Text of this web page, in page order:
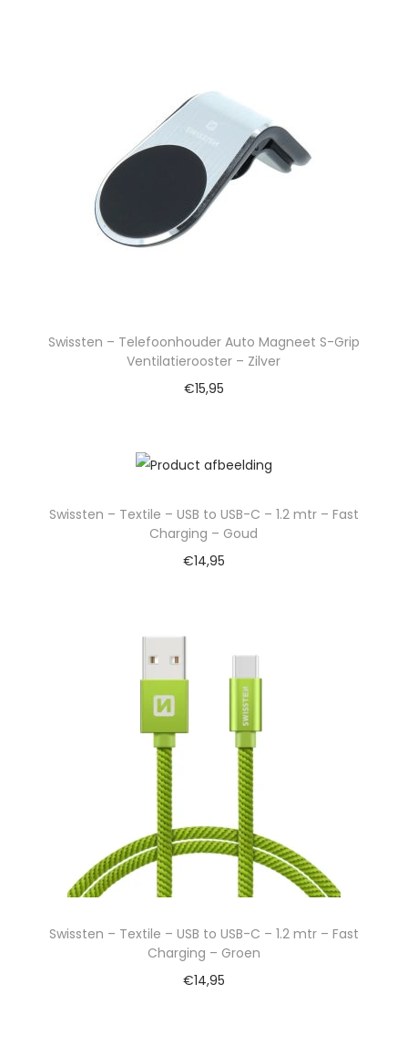
Swissten – Telefoonhouder Auto Magneet S-Grip
Ventilatierooster – Zilver
€15,95
Swissten – Textile – USB to USB-C – 1.2 mtr – Fast
Charging – Goud
€14,95
Swissten – Textile – USB to USB-C – 1.2 mtr – Fast
Charging – Groen
€14,95